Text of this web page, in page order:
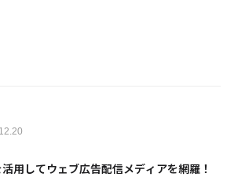
用してウェブ広告配信メディアを網羅！